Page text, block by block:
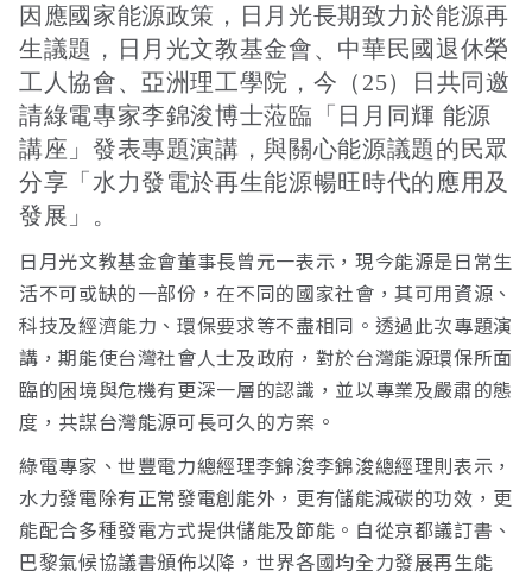
因應國家能源政策，日月光長期致力於能源再
生議題，日月光文教基金會、中華民國退休榮
工人協會、亞洲理工學院，今（25）日共同邀
請綠電專家李錦浚博士蒞臨「日月同輝 能源
講座」發表專題演講，與關心能源議題的民眾
分享「水力發電於再生能源暢旺時代的應用及
發展」。
日月光文教基金會董事長曾元一表示，現今能源是日常生
活不可或缺的一部份，在不同的國家社會，其可用資源、
科技及經濟能力、環保要求等不盡相同。透過此次專題演
講，期能使台灣社會人士及政府，對於台灣能源環保所面
臨的困境與危機有更深一層的認識，並以專業及嚴肅的態
度，共謀台灣能源可長可久的方案。
綠電專家、世豐電力總經理李錦浚李錦浚總經理則表示，
水力發電除有正常發電創能外，更有儲能減碳的功效，更
能配合多種發電方式提供儲能及節能。自從京都議訂書、
巴黎氣候協議書頒佈以降，世界各國均全力發展再生能